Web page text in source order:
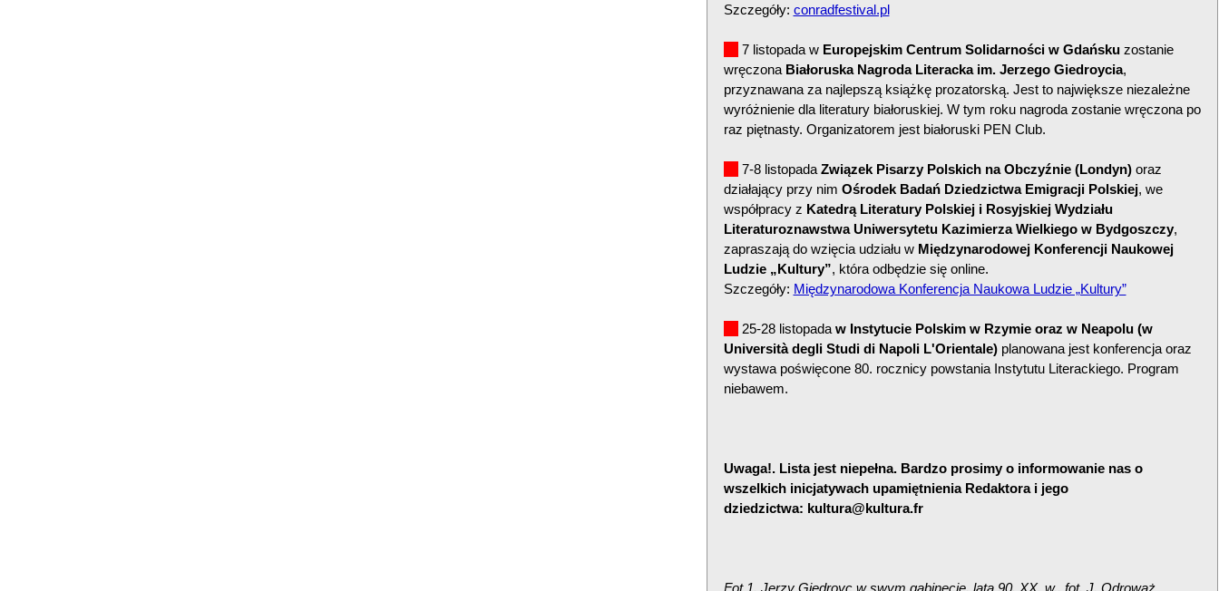
Szczegóły: conradfestival.pl
7 listopada w Europejskim Centrum Solidarności w Gdańskuzostanie
wręczona Białoruska Nagroda Literacka im. Jerzego Giedroycia,
przyznawana za najlepszą książkę prozatorską. Jest to największe niezależne
wyróżnienie dla literatury białoruskiej. W tym roku nagroda zostanie wręczona po
raz piętnasty. Organizatorem jest białoruski PEN Club.
7-8 listopada Związek Pisarzy Polskich na Obczyźnie (Londyn)oraz
działający przy nim Ośrodek Badań Dziedzictwa Emigracji Polskiej, we
współpracy z Katedrą Literatury Polskiej i Rosyjskiej Wydziału
Literaturoznawstwa Uniwersytetu Kazimierza Wielkiego w Bydgoszczy,
zapraszają do wzięcia udziału w Międzynarodowej Konferencji Naukowej
Ludzie „Kultury”, która odbędzie się online.
Szczegóły: Międzynarodowa Konferencja Naukowa Ludzie „Kultury”
25-28 listopada w Instytucie Polskim w Rzymie oraz w Neapolu (w
Università degli Studi di Napoli L'Orientale)planowana jest konferencja oraz
wystawa poświęcone 80. rocznicy powstania Instytutu Literackiego. Program
niebawem.
Uwaga!. Lista jest niepełna. Bardzo prosimy o informowanie nas o
wszelkich inicjatywach upamiętnienia Redaktora i jego
dziedzictwa: kultura@kultura.fr
Fot 1. Jerzy Giedroyc w swym gabinecie, lata 90. XX. w., fot. J. Odrowąż